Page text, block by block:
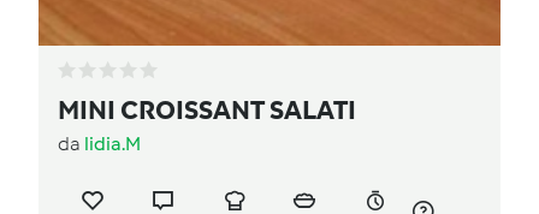
MINI CROISSANT SALATI
da lidia.M